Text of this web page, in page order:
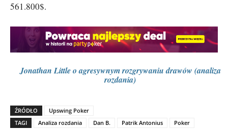
561.800$.
Jonathan Little o agresywnym rozgrywaniu drawów (analiza
rozdania)
ŹRÓDŁO
Upswing Poker
TAGI
Analiza rozdania Dan B. Patrik Antonius
Poker